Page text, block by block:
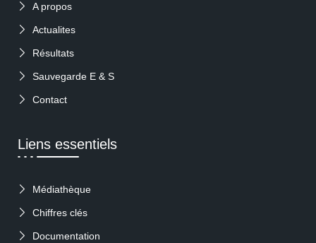
A propos
Actualites
Résultats
Sauvegarde E & S
Contact
Liens essentiels
Médiathèque
Chiffres clés
Documentation